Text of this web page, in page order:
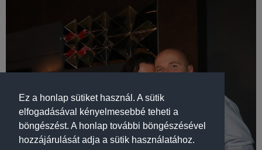
Ez a honlap sütiket használ. A sütik
elfogadásával kényelmesebbé teheti a
böngészést. A honlap további böngészésével
hozzájárulását adja a sütik használatához.